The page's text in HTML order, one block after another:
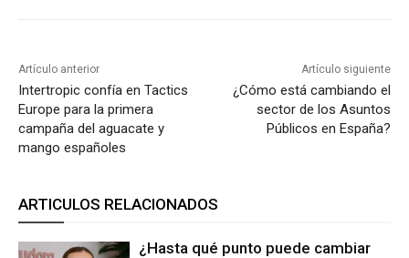
Artículo anterior
Intertropic confía en Tactics
Europe para la primera
campaña del aguacate y
mango españoles
Artículo siguiente
¿Cómo está cambiando el
sector de los Asuntos
Públicos en España?
ARTICULOS RELACIONADOS
¿Hasta qué punto puede cambiar